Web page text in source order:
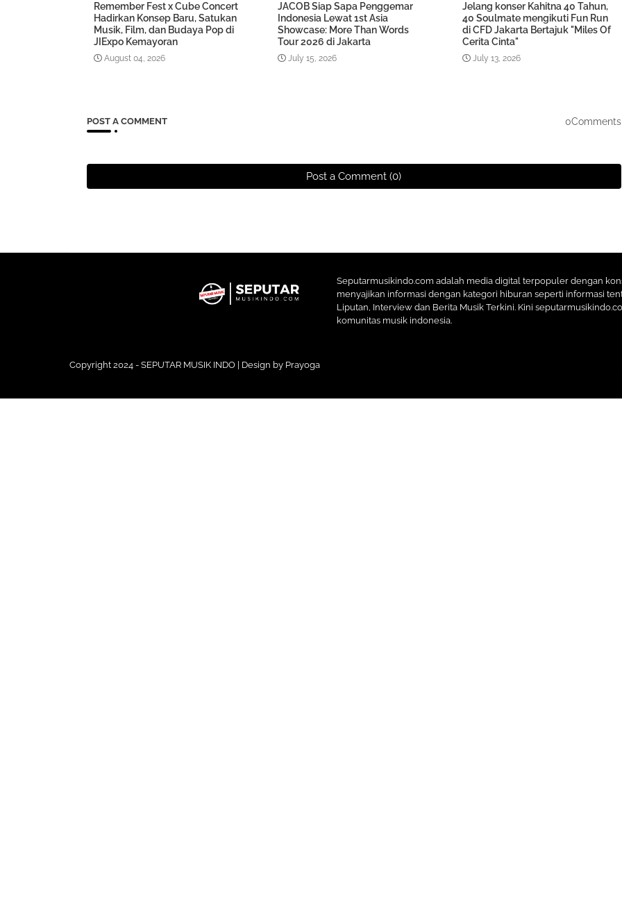
Remember Fest x Cube Concert
Hadirkan Konsep Baru, Satukan
Musik, Film, dan Budaya Pop di
JIExpo Kemayoran
August 04, 2026
JACOB Siap Sapa Penggemar
Indonesia Lewat 1st Asia
Showcase: More Than Words
Tour 2026 di Jakarta
July 15, 2026
Jelang konser Kahitna 40 Tahun,
40 Soulmate mengikuti Fun Run
di CFD Jakarta Bertajuk "Miles Of
Cerita Cinta"
July 13, 2026
POST A COMMENT 0Comments
Post a Comment (0)
Seputarmusikindo.com adalah media digital terpopuler dengan
menyajikan informasi dengan kategori hiburan seperti informasi
Liputan, Interview dan Berita Musik Terkini. Kini
komunitas musik indonesia.
Copyright 2024 - SEPUTAR MUSIK INDO | Design by Prayoga